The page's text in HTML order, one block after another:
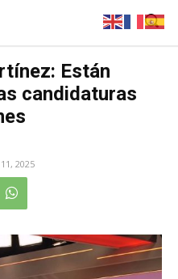
Están
candidaturas
2025